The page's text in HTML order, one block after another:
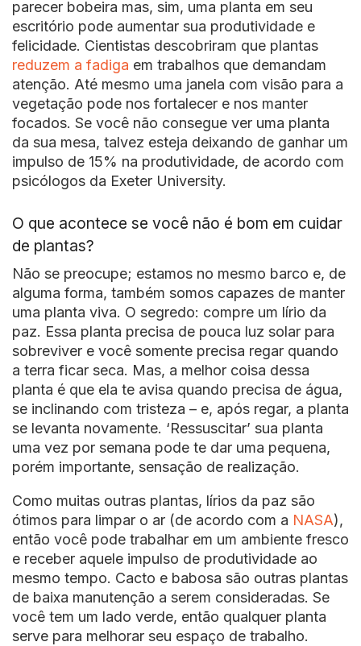
parecer bobeira mas, sim, uma planta em seu
escritório pode aumentar sua produtividade e
felicidade. Cientistas descobriram que plantas
reduzem a fadiga em trabalhos que demandam
atenção. Até mesmo uma janela com visão para a
vegetação pode nos fortalecer e nos manter
focados. Se você não consegue ver uma planta
da sua mesa, talvez esteja deixando de ganhar um
impulso de 15% na produtividade, de acordo com
psicólogos da Exeter University.
O que acontece se você não é bom em cuidar
de plantas?
Não se preocupe; estamos no mesmo barco e, de
alguma forma, também somos capazes de manter
uma planta viva. O segredo: compre um lírio da
paz. Essa planta precisa de pouca luz solar para
sobreviver e você somente precisa regar quando
a terra ficar seca. Mas, a melhor coisa dessa
planta é que ela te avisa quando precisa de água,
se inclinando com tristeza – e, após regar, a planta
se levanta novamente. ‘Ressuscitar’ sua planta
uma vez por semana pode te dar uma pequena,
porém importante, sensação de realização.
Como muitas outras plantas, lírios da paz são
ótimos para limpar o ar (de acordo com a NASA),
então você pode trabalhar em um ambiente fresco
e receber aquele impulso de produtividade ao
mesmo tempo. Cacto e babosa são outras plantas
de baixa manutenção a serem consideradas. Se
você tem um lado verde, então qualquer planta
serve para melhorar seu espaço de trabalho.